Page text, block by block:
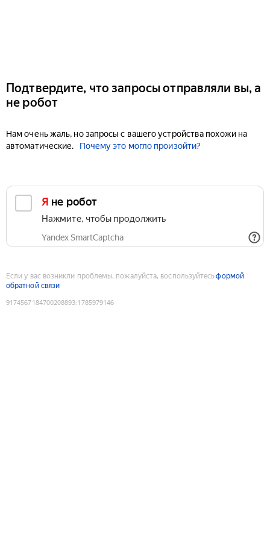
Подтвердите, что запросы отправляли вы, а
не робот
Нам очень жаль, но запросы с вашего устройства похожи на
автоматические.
Почему это могло произойти?
Я не робот
Нажмите, чтобы продолжить
Yandex SmartCaptcha
Если у вас возникли проблемы, пожалуйста, воспользуйтесьформой
обратной связи
9174567184700208893:1785979146